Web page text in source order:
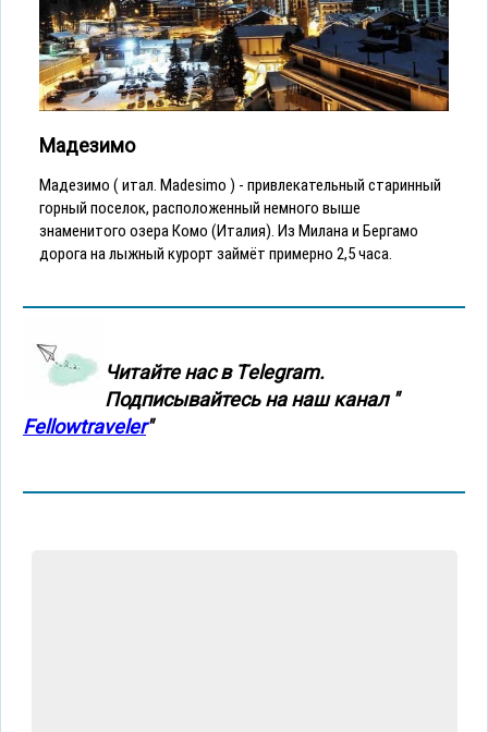
Мадезимо
Мадезимо ( итал. Madesimo ) - привлекательный старинный
горный поселок, расположенный немного выше
знаменитого озера Комо (Италия). Из Милана и Бергамо
дорога на лыжный курорт займёт примерно 2,5 часа.
Читайте нас в Тelegram.
Подписывайтесь на наш канал "
Fellowtraveler"